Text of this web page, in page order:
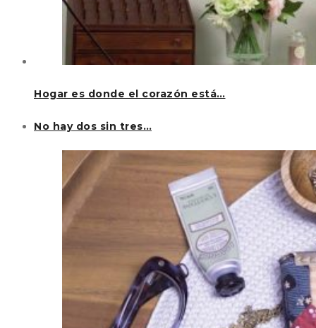
Hogar es donde el corazón está…
No hay dos sin tres…